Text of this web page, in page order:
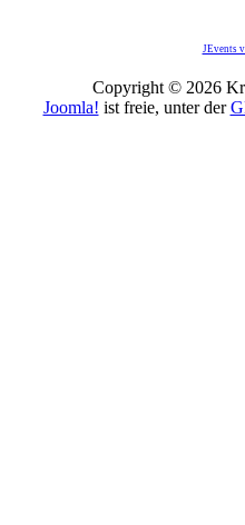
JEvents
Copyright © 2026
Joomla! ist freie, unter der